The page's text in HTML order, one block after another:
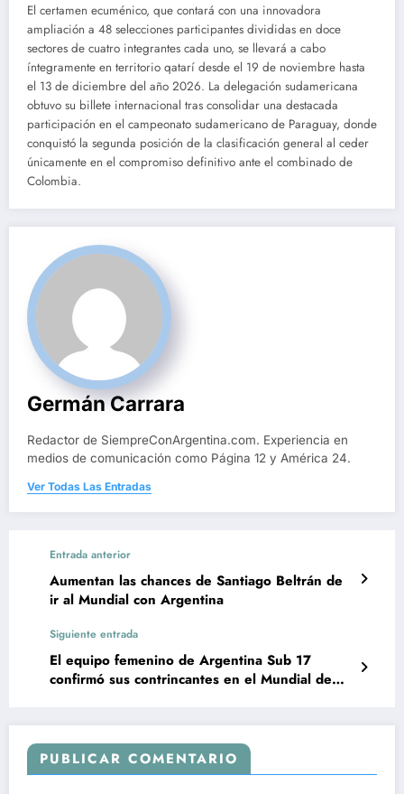
El certamen ecuménico, que contará con una innovadora
ampliación a 48 selecciones participantes divididas en doce
sectores de cuatro integrantes cada uno, se llevará a cabo
íntegramente en territorio qatarí desde el 19 de noviembre hasta
el 13 de diciembre del año 2026. La delegación sudamericana
obtuvo su billete internacional tras consolidar una destacada
participación en el campeonato sudamericano de Paraguay, donde
conquistó la segunda posición de la clasificación general al ceder
únicamente en el compromiso definitivo ante el combinado de
Colombia.
Germán Carrara
Redactor de SiempreConArgentina.com. Experiencia en
medios de comunicación como Página 12 y América 24.
Ver Todas Las Entradas
Entrada anterior
Aumentan las chances de Santiago Beltrán de
ir al Mundial con Argentina
Siguiente entrada
El equipo femenino de Argentina Sub 17
confirmó sus contrincantes en el Mundial de
PUBLICAR COMENTARIO